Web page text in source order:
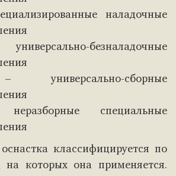
наладочные
безналадочные
сборные
специальные
классифицируется по
на которых она применяется.